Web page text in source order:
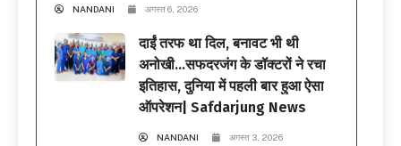
NANDANI अगस्त 6, 2026
दाईं तरफ था दिल, बनावट भी थी
अनोखी…सफदरजंग के डॉक्टरों ने रचा
इतिहास, दुनिया में पहली बार हुआ ऐसा
ऑपरेशन| Safdarjung News
NANDANI अगस्त 3, 2026